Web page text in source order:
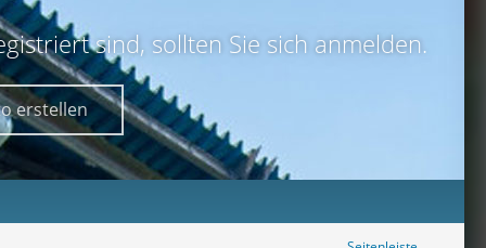
sind, sollten Sie sich anmelden.
erstellen